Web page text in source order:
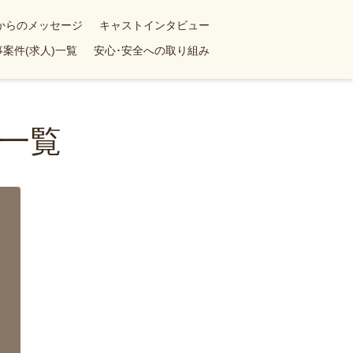
らのメッセージ
キャストインタビュー
案件(求人)一覧 安心･安全への取り組み
覧